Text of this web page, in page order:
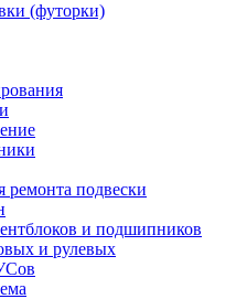
(футорки)
ремонта подвески
и подшипников
и рулевых